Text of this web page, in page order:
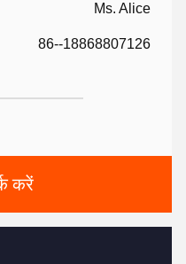
Ms. Alice
86--18868807126
करें